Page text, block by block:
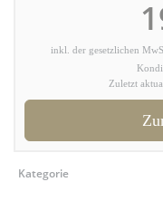
inkl. der gesetzlichen
Zuletzt
Kategorie